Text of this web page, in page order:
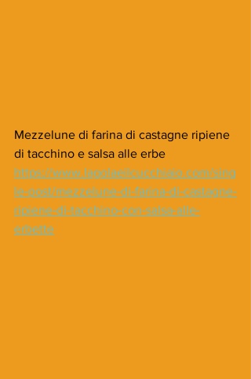
Mezzelune di farina di castagne ripiene
di tacchino e salsa alle erbe
https://www.lagolaeilcucchiaio.com/sing
le-post/mezzelune-di-farina-di-castagne-
ripiene-di-tacchino-con-salsa-alle-
erbette